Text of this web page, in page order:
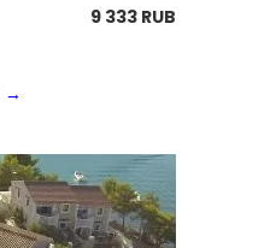
9 333 RUB
→